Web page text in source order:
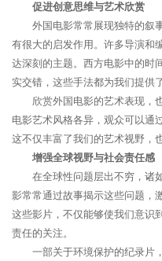
促进创意思维与艺术欣赏
外国电影常常展现独特的叙
有很大的启发作用。许多导演和
达深刻的主题。西方电影中的时
实交错，这些手法都为我们提供
欣赏外国电影的艺术表现，
电影艺术风格各异，观众可以通
这不仅丰富了我们的艺术视野，
增强全球视野与社会责任感
在全球性问题层出不穷，诸
影常常通过故事揭示这些问题，
这些影片，不仅能够使我们意识
责任的关注。
一部关于环境保护的纪录片